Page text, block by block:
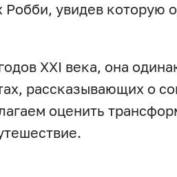
Робби, увидев которую
XXI века, она
рассказывающих о
оценить